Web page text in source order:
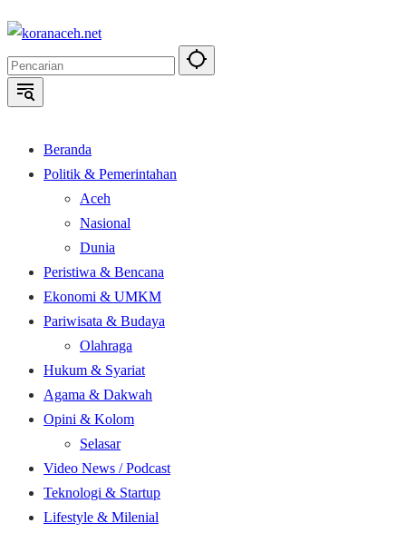
Langsung
konten
Beranda
Politik & Pemerintahan
Aceh
Nasional
Dunia
Peristiwa & Bencana
Ekonomi & UMKM
Pariwisata & Budaya
Olahraga
Hukum & Syariat
Agama & Dakwah
Opini & Kolom
Selasar
Video News / Podcast
Teknologi & Startup
Lifestyle & Milenial